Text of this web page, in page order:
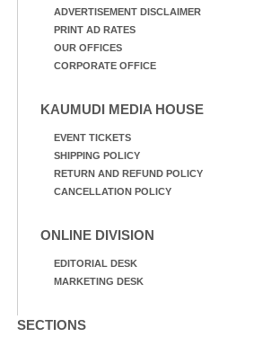
ADVERTISEMENT DISCLAIMER
PRINT AD RATES
OUR OFFICES
CORPORATE OFFICE
KAUMUDI MEDIA HOUSE
EVENT TICKETS
SHIPPING POLICY
RETURN AND REFUND POLICY
CANCELLATION POLICY
ONLINE DIVISION
EDITORIAL DESK
MARKETING DESK
SECTIONS